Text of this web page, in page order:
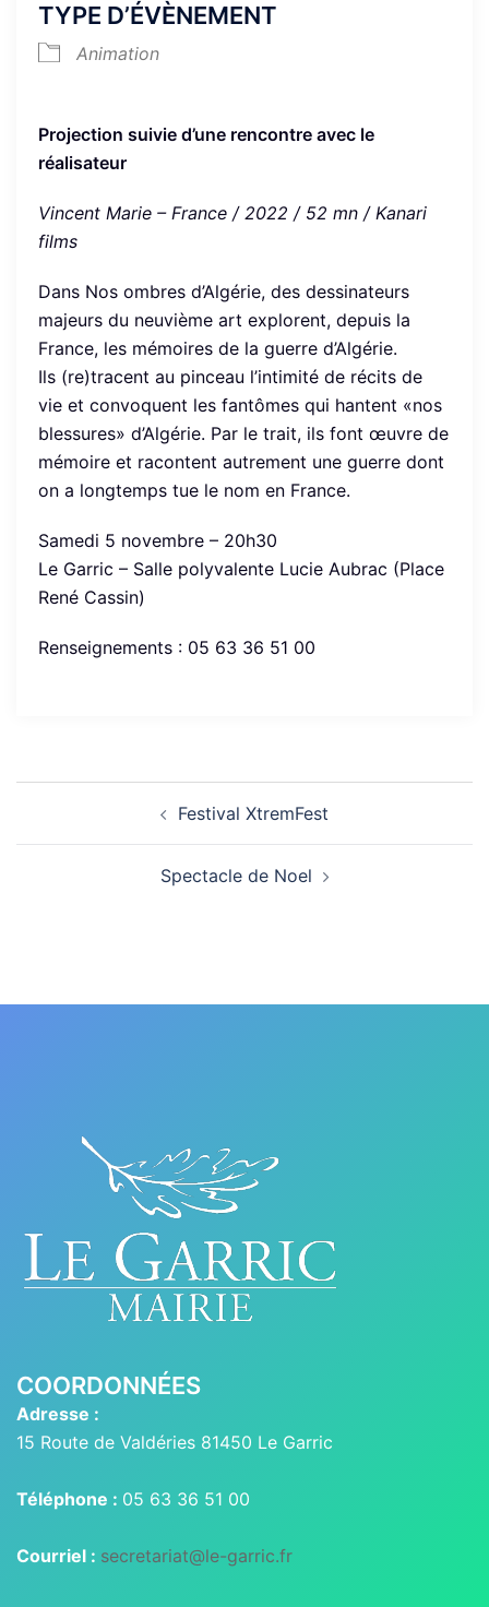
TYPE D’ÉVÈNEMENT
Animation
Projection suivie d’une rencontre avec le
réalisateur
Vincent Marie – France / 2022 / 52 mn / Kanari
films
Dans Nos ombres d’Algérie, des dessinateurs
majeurs du neuvième art explorent, depuis la
France, les mémoires de la guerre d’Algérie.
Ils (re)tracent au pinceau l’intimité de récits de
vie et convoquent les fantômes qui hantent «nos
blessures» d’Algérie. Par le trait, ils font œuvre de
mémoire et racontent autrement une guerre dont
on a longtemps tue le nom en France.
Samedi 5 novembre – 20h30
Le Garric – Salle polyvalente Lucie Aubrac (Place
René Cassin)
Renseignements : 05 63 36 51 00
Festival XtremFest
Spectacle de Noel
COORDONNÉES
Adresse :
15 Route de Valdéries 81450 Le Garric
Téléphone : 05 63 36 51 00
Courriel : secretariat@le-garric.fr